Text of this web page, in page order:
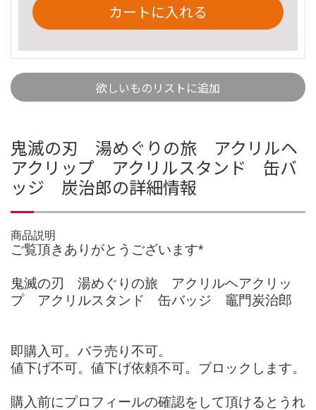
カートに入れる
欲しいものリストに追加
鬼滅の刃 湯めぐりの旅 アクリルヘ
アクリップ アクリルスタンド 缶バ
ッジ 炭治郎の詳細情報
商品説明
ご覧頂きありがとうございます*
鬼滅の刃 湯めぐりの旅 アクリルヘアクリッ
プ アクリルスタンド 缶バッジ 竈門炭治郎
即購入可。バラ売り不可。
値下げ不可。値下げ依頼不可。ブロックします。
購入前にプロフィールの確認をして頂けるとうれ